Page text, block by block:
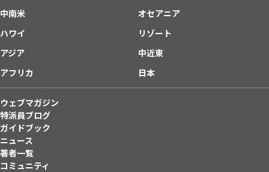
中南米
オセアニア
ハワイ
リゾート
アジア
中近東
アフリカ
日本
ウェブマガジン
特派員ブログ
ガイドブック
ニュース
著者一覧
コミュニティ